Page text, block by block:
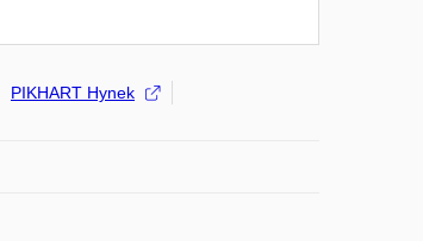
PIKHART Hynek